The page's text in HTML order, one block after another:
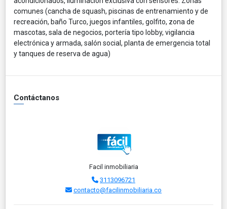
comunes (cancha de squash, piscinas de entrenamiento y de
recreación, baño Turco, juegos infantiles, golfito, zona de
mascotas, sala de negocios, portería tipo lobby, vigilancia
electrónica y armada, salón social, planta de emergencia total
y tanques de reserva de agua)
Contáctanos
Facil inmobiliaria
3113096721
contacto@facilinmobiliaria.co